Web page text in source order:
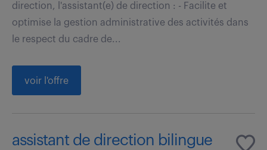
direction, l'assistant(e) de direction : - Facilite et
optimise la gestion administrative des activités dans
le respect du cadre de...
voir l'offre
assistant de direction bilingue